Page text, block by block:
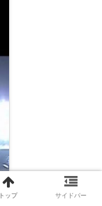
トップ サイドバー